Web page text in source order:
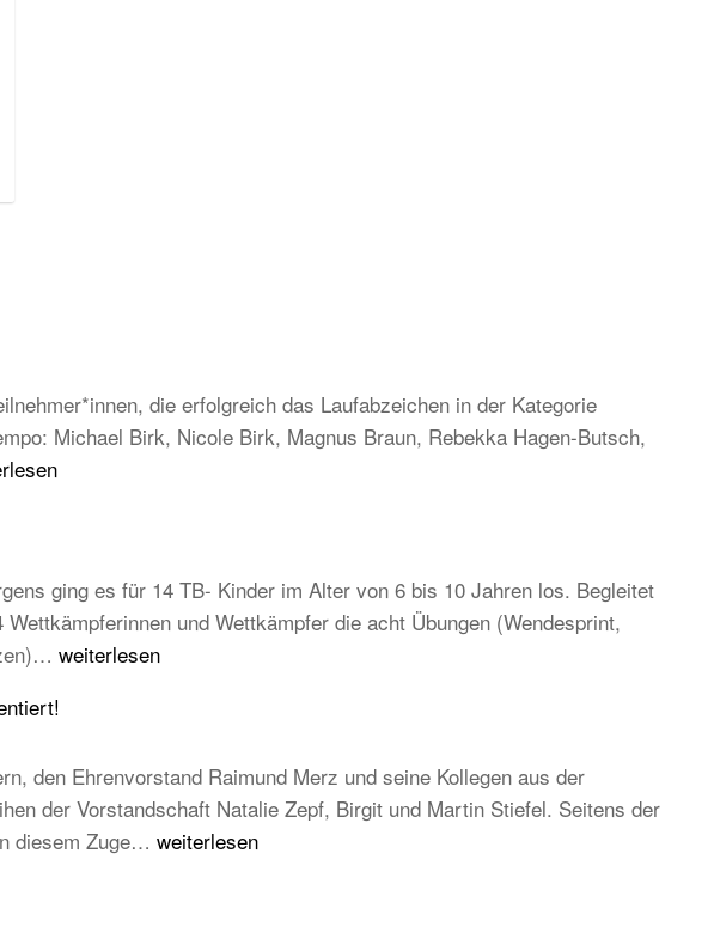
die erfolgreich das Laufabzeichen in der Kategorie
Michael Birk, Nicole Birk, Magnus Braun, Rebekka Hagen-Butsch,
ging es für 14 TB- Kinder im Alter von 6 bis 10 Jahren los. Begleitet
und Wettkämpfer die acht Übungen (Wendesprint,
14
Kinder
STB
Kindercup
Süd
weiterlesen
den Ehrenvorstand Raimund Merz und seine Kollegen aus der
der Vorstandschaft Natalie Zepf, Birgit und Martin Stiefel. Seitens der
diesem Zuge… TB
weiterlesen